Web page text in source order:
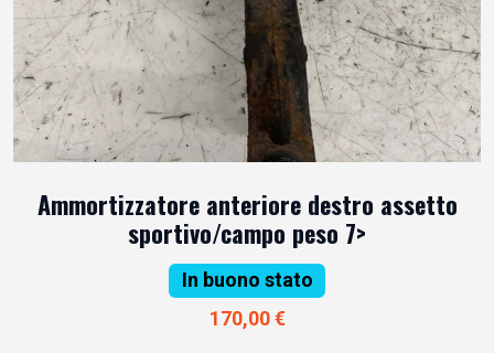
Ammortizzatore anteriore destro assetto
sportivo/campo peso 7>
In buono stato
170,00 €